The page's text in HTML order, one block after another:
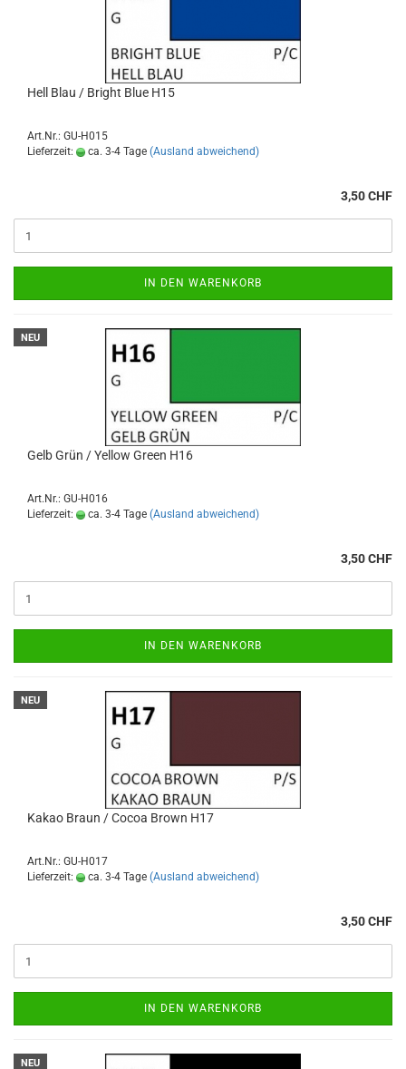
Hell Blau / Bright Blue H15
Art.Nr.: GU-H015
Lieferzeit:
ca. 3-4 Tage (Ausland abweichend)
3,50 CHF
IN DEN WARENKORB
NEU
Gelb Grün / Yellow Green H16
Art.Nr.: GU-H016
Lieferzeit:
ca. 3-4 Tage (Ausland abweichend)
3,50 CHF
IN DEN WARENKORB
NEU
Kakao Braun / Cocoa Brown H17
Art.Nr.: GU-H017
Lieferzeit:
ca. 3-4 Tage (Ausland abweichend)
3,50 CHF
IN DEN WARENKORB
NEU